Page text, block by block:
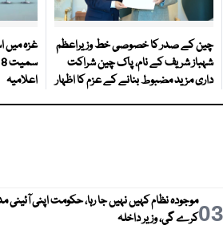
چین کے صدر کا خصوصی خط وزیراعظم
شہباز شریف کے نام، پاک چین شراکت
داری مزید مضبوط بنانے کے عزم کا اظہار
غزہ میں
اعلامیہ
03موجودہ نظام کہیں نہیں جا رہا، حکومت اپنی
کرے گی، وزیر داخلہ